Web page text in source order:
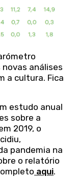
análises
a cultura. Fica
estudo anual
sobre a
2019, o
pandemia na
o relatório
aqui.